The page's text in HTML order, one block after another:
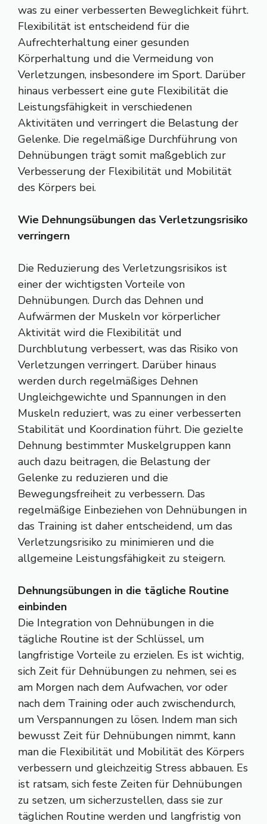
was zu einer verbesserten Beweglichkeit führt.
Flexibilität ist entscheidend für die
Aufrechterhaltung einer gesunden
Körperhaltung und die Vermeidung von
Verletzungen, insbesondere im Sport. Darüber
hinaus verbessert eine gute Flexibilität die
Leistungsfähigkeit in verschiedenen
Aktivitäten und verringert die Belastung der
Gelenke. Die regelmäßige Durchführung von
Dehnübungen trägt somit maßgeblich zur
Verbesserung der Flexibilität und Mobilität
des Körpers bei.
Wie Dehnungsübungen das Verletzungsrisiko
verringern
Die Reduzierung des Verletzungsrisikos ist
einer der wichtigsten Vorteile von
Dehnübungen. Durch das Dehnen und
Aufwärmen der Muskeln vor körperlicher
Aktivität wird die Flexibilität und
Durchblutung verbessert, was das Risiko von
Verletzungen verringert. Darüber hinaus
werden durch regelmäßiges Dehnen
Ungleichgewichte und Spannungen in den
Muskeln reduziert, was zu einer verbesserten
Stabilität und Koordination führt. Die gezielte
Dehnung bestimmter Muskelgruppen kann
auch dazu beitragen, die Belastung der
Gelenke zu reduzieren und die
Bewegungsfreiheit zu verbessern. Das
regelmäßige Einbeziehen von Dehnübungen in
das Training ist daher entscheidend, um das
Verletzungsrisiko zu minimieren und die
allgemeine Leistungsfähigkeit zu steigern.
Dehnungsübungen in die tägliche Routine
einbinden
Die Integration von Dehnübungen in die
tägliche Routine ist der Schlüssel, um
langfristige Vorteile zu erzielen. Es ist wichtig,
sich Zeit für Dehnübungen zu nehmen, sei es
am Morgen nach dem Aufwachen, vor oder
nach dem Training oder auch zwischendurch,
um Verspannungen zu lösen. Indem man sich
bewusst Zeit für Dehnübungen nimmt, kann
man die Flexibilität und Mobilität des Körpers
verbessern und gleichzeitig Stress abbauen. Es
ist ratsam, sich feste Zeiten für Dehnübungen
zu setzen, um sicherzustellen, dass sie zur
täglichen Routine werden und langfristig von